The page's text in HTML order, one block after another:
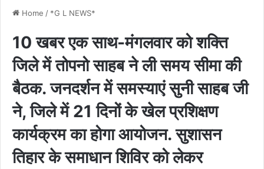
Home / *G L NEWS*
10 खबर एक साथ-मंगलवार को शक्ति
जिले में तोपनो साहब ने ली समय सीमा की
बैठक. जनदर्शन में समस्याएं सुनी साहब जी
ने, जिले में 21 दिनों के खेल प्रशिक्षण
कार्यक्रम का होगा आयोजन. सुशासन
तिहार के समाधान शिविर को लेकर